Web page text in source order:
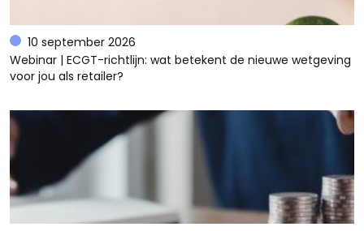
10 september 2026
Webinar | ECGT-richtlijn: wat betekent de nieuwe wetgeving
voor jou als retailer?